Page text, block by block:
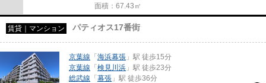
面積：67.43㎡
賃貸｜マンション パティオス17番街
京葉線 「海浜幕張 」駅 徒歩15分
京葉線 「検見川浜 」駅 徒歩23分
総武線 「幕張 」駅 徒歩36分